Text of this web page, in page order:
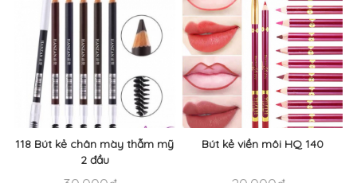
118 Bút kẻ chân mày thẫm mỹ
2 đầu
Bút kẻ viền môi HQ 140